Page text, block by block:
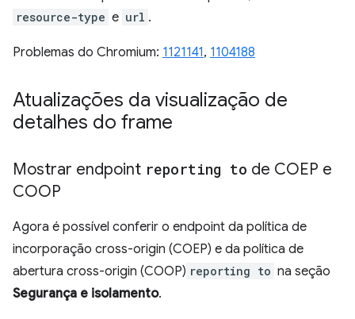
resource-type e url .
Problemas do Chromium: 1121141, 1104188
Atualizações da visualização de
detalhes do frame
Mostrar endpoint reporting to de COEP e
COOP
Agora é possível conferir o endpoint da política de
incorporação cross-origin (COEP) e da política de
abertura cross-origin (COOP) reporting to na seção
Segurança e isolamento.